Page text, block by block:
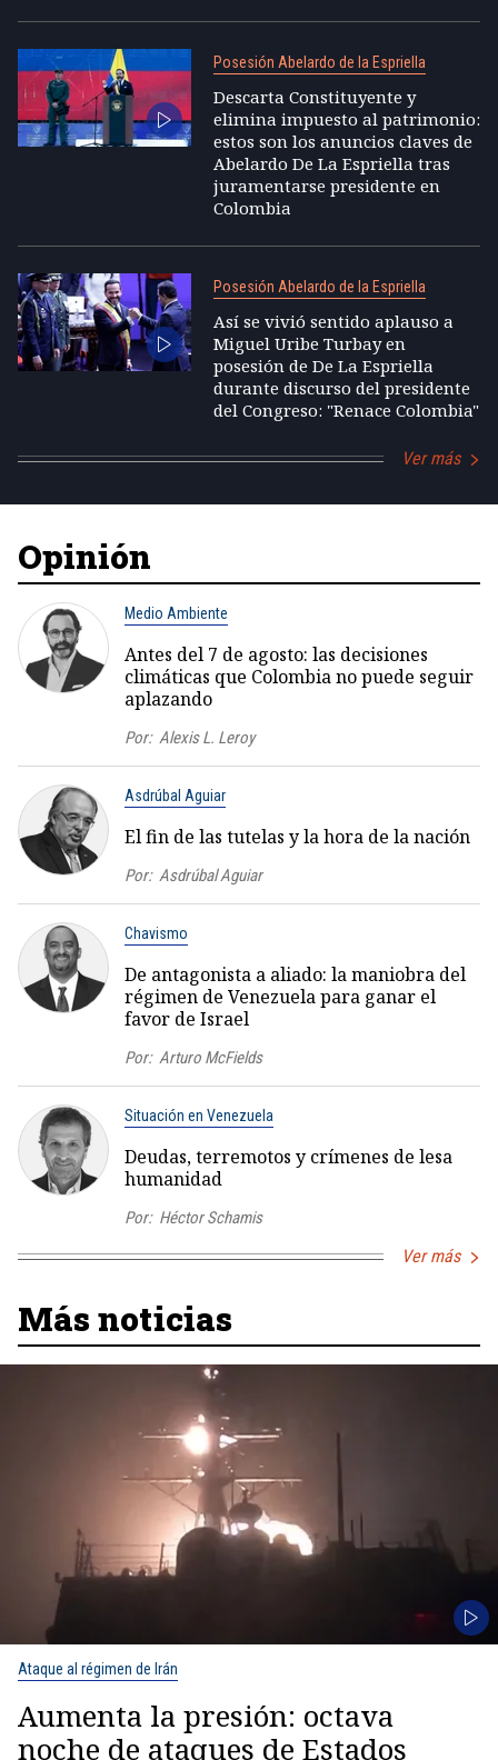
Posesión Abelardo de la Espriella
Descarta Constituyente y
elimina impuesto al patrimonio:
estos son los anuncios claves de
Abelardo De La Espriella tras
juramentarse presidente en
Colombia
Posesión Abelardo de la Espriella
Así se vivió sentido aplauso a
Miguel Uribe Turbay en
posesión de De La Espriella
durante discurso del presidente
del Congreso: "Renace Colombia"
Ver más
Opinión
Medio Ambiente
Antes del 7 de agosto: las decisiones
climáticas que Colombia no puede seguir
aplazando
Por: Alexis L. Leroy
Asdrúbal Aguiar
El fin de las tutelas y la hora de la nación
Por: Asdrúbal Aguiar
Chavismo
De antagonista a aliado: la maniobra del
régimen de Venezuela para ganar el
favor de Israel
Por: Arturo McFields
Situación en Venezuela
Deudas, terremotos y crímenes de lesa
humanidad
Por: Héctor Schamis
Ver más
Más noticias
Ataque al régimen de Irán
Aumenta la presión: octava
noche de ataques de Estados